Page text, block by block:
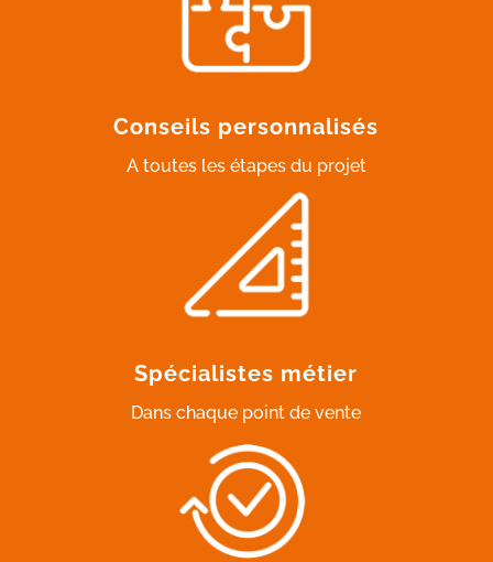
Conseils personnalisés
A toutes les étapes du projet
Spécialistes métier
Dans chaque point de vente